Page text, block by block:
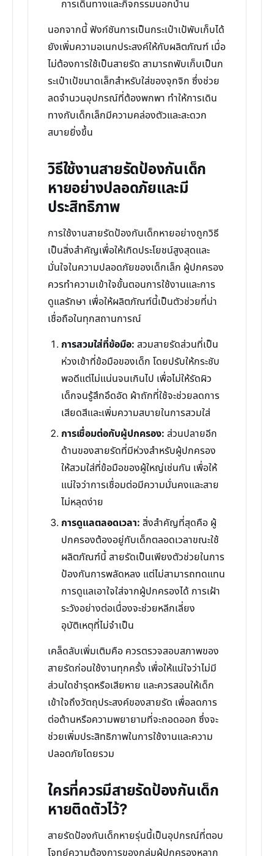
การเดินทางและกิจกรรมนอกบ้าน
นอกจากนี้ ฟังก์ชันการเป็นกระเป๋าเป้พับเก็บได้
ยังเพิ่มความอเนกประสงค์ให้กับผลิตภัณฑ์ เมื่อ
ไม่ต้องการใช้เป็นสายรัด สามารถพับเก็บเป็นก
ระเป๋าเป้ขนาดเล็กสำหรับใส่ของจุกจิก ซึ่งช่วย
ลดจำนวนอุปกรณ์ที่ต้องพกพา ทำให้การเดิน
ทางกับเด็กเล็กมีความคล่องตัวและสะดวก
สบายยิ่งขึ้น
วิธีใช้งานสายรัดป้องกันเด็ก
หายอย่างปลอดภัยและมี
ประสิทธิภาพ
การใช้งานสายรัดป้องกันเด็กหายอย่างถูกวิธี
เป็นสิ่งสำคัญเพื่อให้เกิดประโยชน์สูงสุดและ
มั่นใจในความปลอดภัยของเด็กเล็ก ผู้ปกครอง
ควรทำความเข้าใจขั้นตอนการใช้งานและการ
ดูแลรักษา เพื่อให้ผลิตภัณฑ์นี้เป็นตัวช่วยที่น่า
เชื่อถือในทุกสถานการณ์
การสวมใส่ที่ข้อมือ: สวมสายรัดส่วนที่เป็น
ห่วงเข้าที่ข้อมือของเด็ก โดยปรับให้กระชับ
พอดีแต่ไม่แน่นจนเกินไป เพื่อไม่ให้รัดผิว
เด็กจนรู้สึกอึดอัด ผ้าถักที่ใช้จะช่วยลดการ
เสียดสีและเพิ่มความสบายในการสวมใส่
การเชื่อมต่อกับผู้ปกครอง: ส่วนปลายอีก
ด้านของสายรัดที่มีห่วงสำหรับผู้ปกครอง
ให้สวมใส่ที่ข้อมือของผู้ใหญ่เช่นกัน เพื่อให้
แน่ใจว่าการเชื่อมต่อมีความมั่นคงและสาย
ไม่หลุดง่าย
การดูแลตลอดเวลา: สิ่งสำคัญที่สุดคือ ผู้
ปกครองต้องอยู่กับเด็กตลอดเวลาขณะใช้
ผลิตภัณฑ์นี้ สายรัดเป็นเพียงตัวช่วยในการ
ป้องกันการพลัดหลง แต่ไม่สามารถทดแทน
การดูแลเอาใจใส่จากผู้ปกครองได้ การเฝ้า
ระวังอย่างต่อเนื่องจะช่วยหลีกเลี่ยง
อุบัติเหตุที่ไม่จำเป็น
เคล็ดลับเพิ่มเติมคือ ควรตรวจสอบสภาพของ
สายรัดก่อนใช้งานทุกครั้ง เพื่อให้แน่ใจว่าไม่มี
ส่วนใดชำรุดหรือเสียหาย และควรสอนให้เด็ก
เข้าใจถึงวัตถุประสงค์ของสายรัด เพื่อลดการ
ต่อต้านหรือความพยายามที่จะถอดออก ซึ่งจะ
ช่วยเพิ่มประสิทธิภาพในการใช้งานและความ
ปลอดภัยโดยรวม
ใครที่ควรมีสายรัดป้องกันเด็ก
หายติดตัวไว้?
สายรัดป้องกันเด็กหายรุ่นนี้เป็นอุปกรณ์ที่ตอบ
โจทย์ความต้องการของกลุ่มผู้ปกครองหลาก